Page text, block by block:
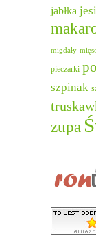
jabłka
migdały
pieczarki
szpinak
zupa